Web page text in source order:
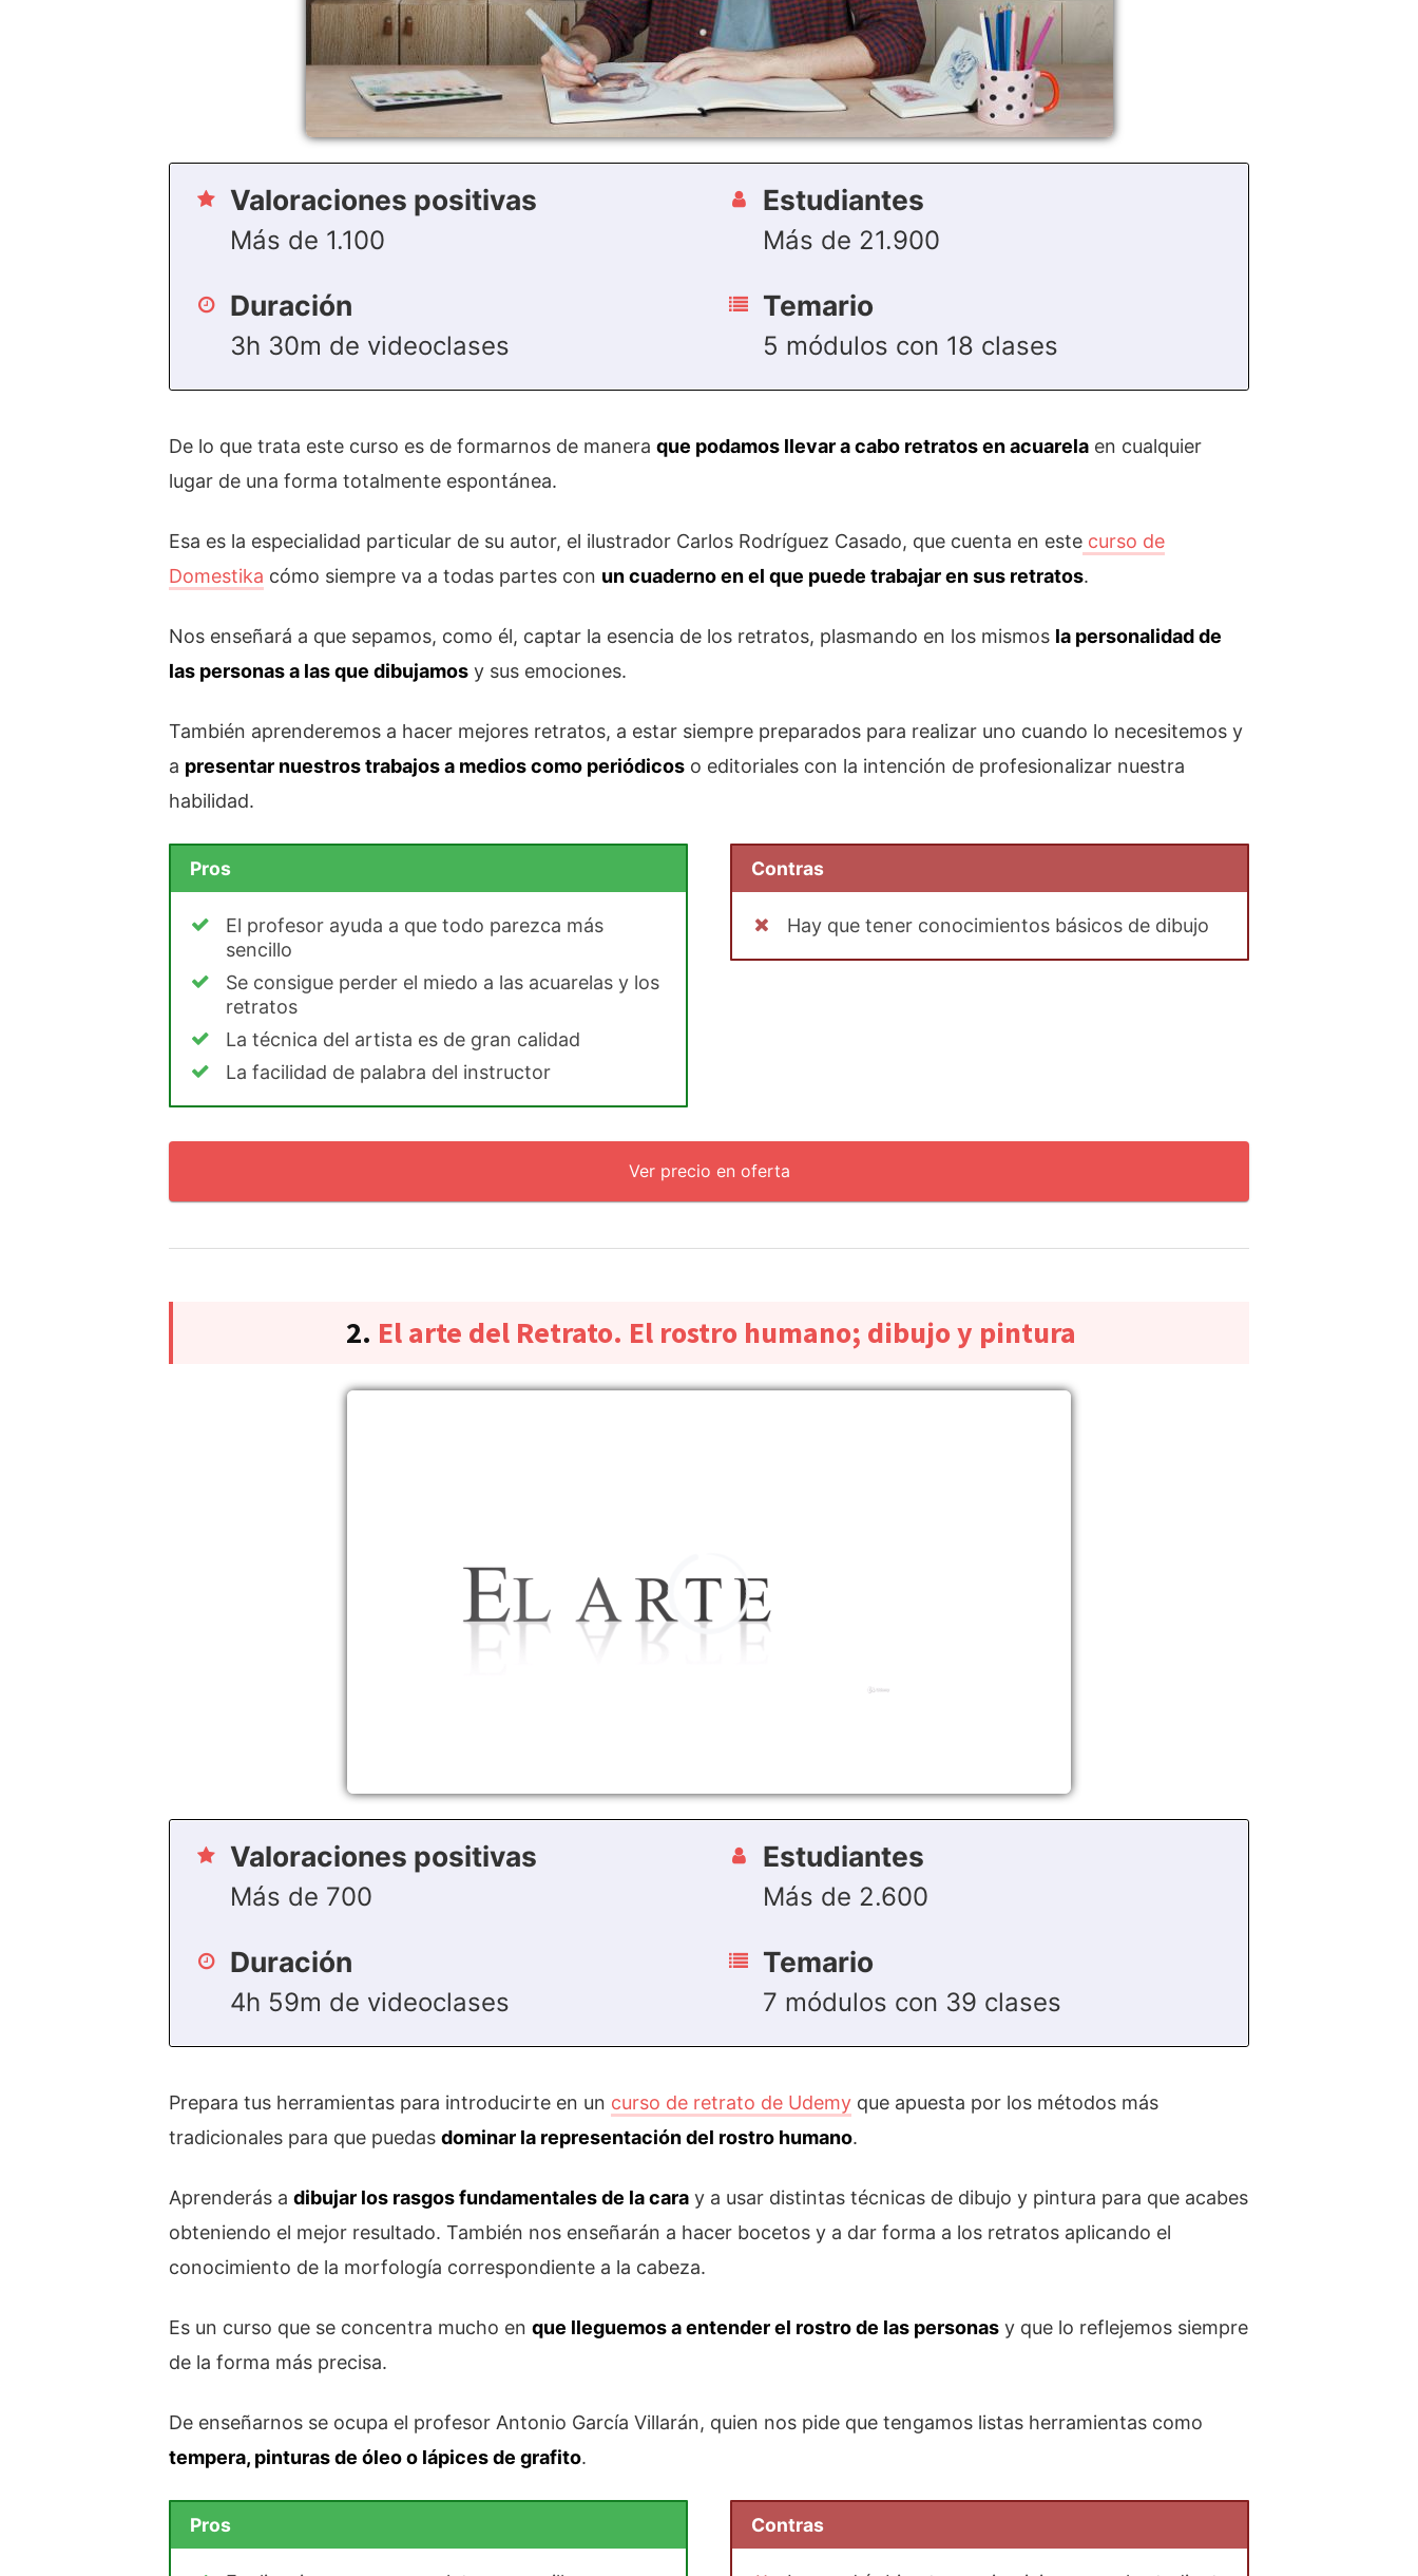
Valoraciones positivas
Más de 1.100
Duración
3h 30m de videoclases
Estudiantes
Más de 21.900
Temario
5 módulos con 18 clases
De lo que trata este curso es de formarnos de manera que podamos llevar a cabo retratos en acuarela en cualquier
lugar de una forma totalmente espontánea.
Esa es la especialidad particular de su autor, el ilustrador Carlos Rodríguez Casado, que cuenta en este curso de
Domestika cómo siempre va a todas partes con un cuaderno en el que puede trabajar en sus retratos.
Nos enseñará a que sepamos, como él, captar la esencia de los retratos, plasmando en los mismos la personalidad de
las personas a las que dibujamos y sus emociones.
También aprenderemos a hacer mejores retratos, a estar siempre preparados para realizar uno cuando lo necesitemos y
a presentar nuestros trabajos a medios como periódicos o editoriales con la intención de profesionalizar nuestra
habilidad.
Pros
El profesor ayuda a que todo parezca más
sencillo
Se consigue perder el miedo a las acuarelas y los
retratos
La técnica del artista es de gran calidad
La facilidad de palabra del instructor
Contras
Hay que tener conocimientos básicos de dibujo
Ver precio en oferta
2. El arte del Retrato. El rostro humano; dibujo y pintura
Valoraciones positivas
Más de 700
Duración
4h 59m de videoclases
Estudiantes
Más de 2.600
Temario
7 módulos con 39 clases
Prepara tus herramientas para introducirte en un curso de retrato de Udemy que apuesta por los métodos más
tradicionales para que puedas dominar la representación del rostro humano.
Aprenderás a dibujar los rasgos fundamentales de la cara y a usar distintas técnicas de dibujo y pintura para que acabes
obteniendo el mejor resultado. También nos enseñarán a hacer bocetos y a dar forma a los retratos aplicando el
conocimiento de la morfología correspondiente a la cabeza.
Es un curso que se concentra mucho en que lleguemos a entender el rostro de las personas y que lo reflejemos siempre
de la forma más precisa.
De enseñarnos se ocupa el profesor Antonio García Villarán, quien nos pide que tengamos listas herramientas como
tempera, pinturas de óleo o lápices de grafito.
Pros Contras